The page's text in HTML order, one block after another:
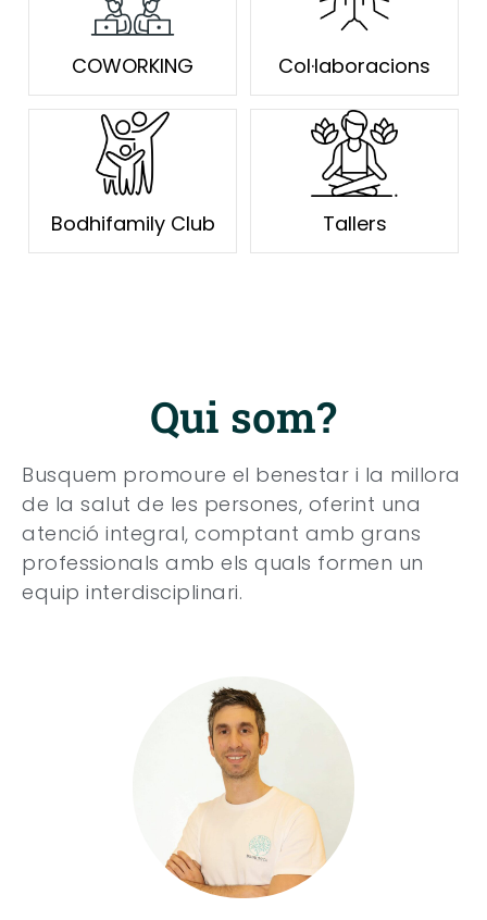
COWORKING Col·laboracions
Bodhifamily Club Tallers
Qui som?
Busquem promoure el benestar i la millora
de la salut de les persones, oferint una
atenció integral, comptant amb grans
professionals amb els quals formen un
equip interdisciplinari.